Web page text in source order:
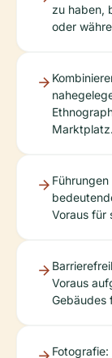
zu haben,
oder
Marktplatz.
Voraus für
Voraus
Gebäudes